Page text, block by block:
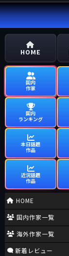
HOME
国内
作家
国内
ランキング
本日話題
作品
近況話題
作品
HOME
国内作家一覧
海外作家一覧
新着レビュー